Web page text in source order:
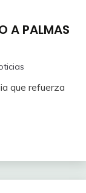
A PALMAS
que refuerza